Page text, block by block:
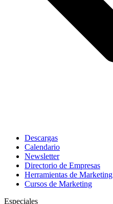
Descargas
Calendario
Newsletter
Directorio de Empresas
Herramientas de Marketing
Cursos de Marketing
Especiales